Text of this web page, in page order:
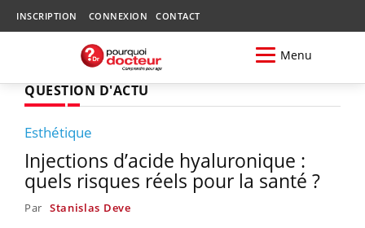
INSCRIPTION CONNEXION CONTACT
Menu
QUESTION D'ACTU
Esthétique
Injections d’acide hyaluronique :
quels risques réels pour la santé ?
Par Stanislas Deve